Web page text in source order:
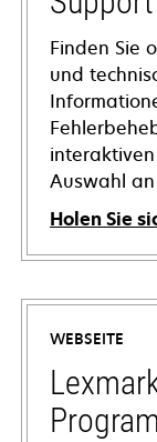
Finden Sie
und
Auswahl
Holen Sie
wird
in
neuen
Registerkarte
geöffnet
WEBSEITE